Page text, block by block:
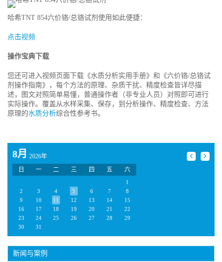
哈希TNT 854六价铬/总铬试剂使用如此便捷：
点击视频
操作宝典下载
您还可进入视频页面下载《水质分析实用手册》和《六价铬/总铬试
剂操作指南》，每个方法的原理、杂质干扰、精度检查皆详尽描
述，图文对照简单易懂，普通操作者（非专业人员）对照即可进行
实际操作。覆盖从水样采集、保存，到分析操作、精度检查、方法
原理的水质分析综合性参考书。
8月
2026年
日
一 二 三 四 五 六
1
2
3 4 5 6 7
8
9
10 11 12 13 14
15
16
17 18 19 20 21
22
23
24 25 26 27 28
29
30
31
新闻与案例